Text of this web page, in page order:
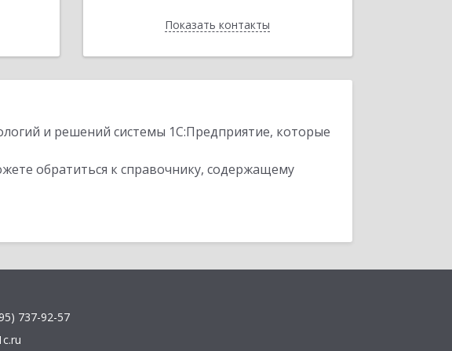
Показать контакты
Назад
и решений системы 1С:Предприятие, которые
обратиться к справочнику, содержащему
737-92-57